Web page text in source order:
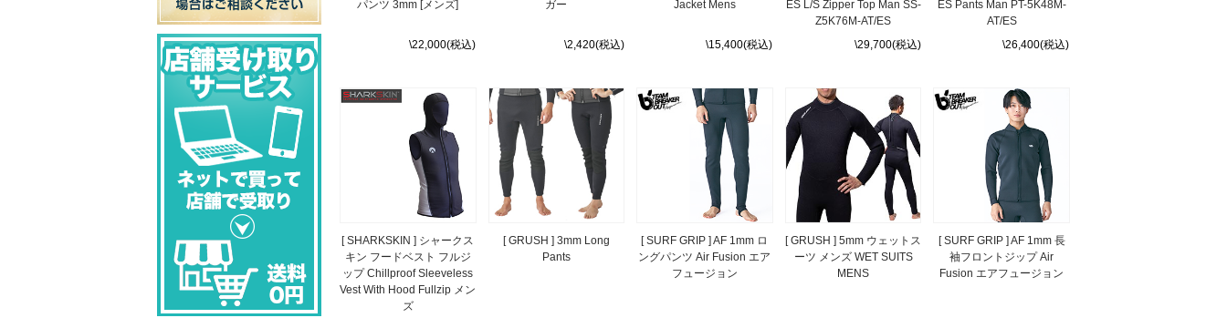
パンツ 3mm [メンズ]
\22,000(税込)
ガー
\2,420(税込)
Jacket Mens
\15,400(税込)
ES L/S Zipper Top Man SS-
Z5K76M-AT/ES
\29,700(税込)
ES Pants Man PT-5K48M-
AT/ES
\26,400(税込)
[ SHARKSKIN ] シャークス
キン フードベスト フルジ
ップ Chillproof Sleeveless
Vest With Hood Fullzip メン
ズ
[ GRUSH ] 3mm Long
Pants
[ SURF GRIP ] AF 1mm ロ
ングパンツ Air Fusion エア
フュージョン
[ GRUSH ] 5mm ウェットス
ーツ メンズ WET SUITS
MENS
[ SURF GRIP ] AF 1mm 長
袖フロントジップ Air
Fusion エアフュージョン